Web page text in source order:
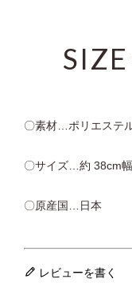
〇素材…ポリエステ
〇サイズ…約 38cm
〇原産国…日本
レビューを書く